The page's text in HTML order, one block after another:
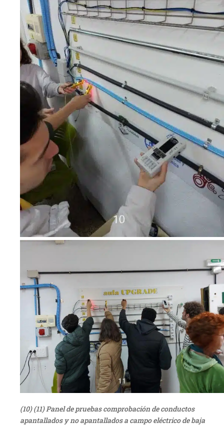
(10) (11) Panel de pruebas comprobación de conductos
apantallados y no apantallados a campo eléctrico de baja